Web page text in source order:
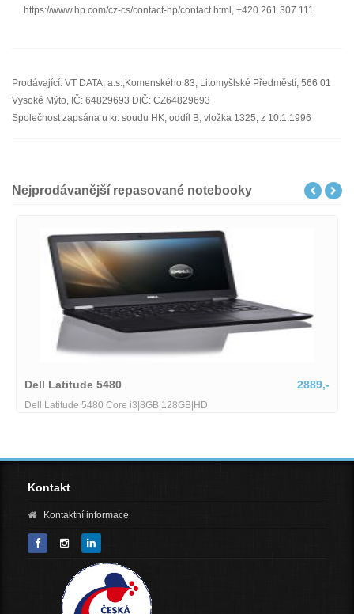
https://www.hp.com/cz-cs/contact-hp/contact.html, +420 261 307 111
Prodávající: VT DATA, a.s.,Komenského 83, Litomyšlské Předměstí, 566 01
Vysoké Mýto, IČ: 64829693 DIČ: CZ64829693
Společnost zapsána u kr. soudu HK, oddíl B, vložka 1325, z 10.1.1996
Nejprodávanější repasované notebooky
Dell Latitude 5480 2889,-
Dell Latitude 5480 Core i3|8GB|128GB|HD
Kontakt
Kontaktní informace